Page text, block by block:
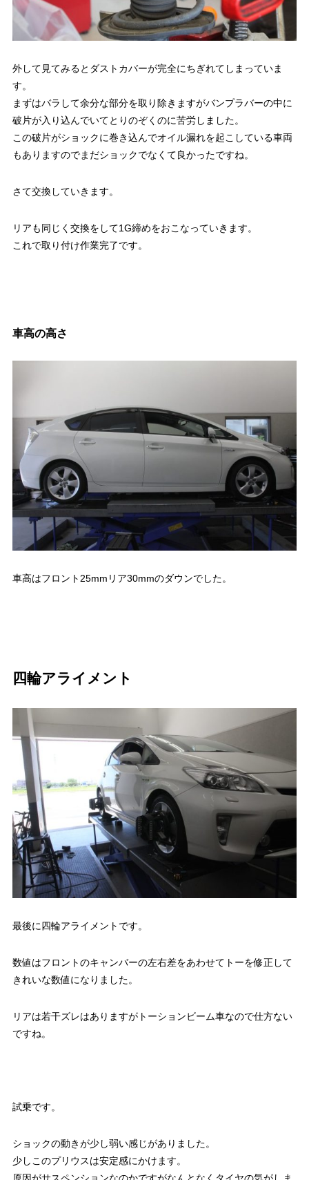
外して見てみるとダストカバーが完全にちぎれてしまっていま
す。
まずはバラして余分な部分を取り除きますがバンプラバーの中に
破片が入り込んでいてとりのぞくのに苦労しました。
この破片がショックに巻き込んでオイル漏れを起こしている車両
もありますのでまだショックでなくて良かったですね。
さて交換していきます。
リアも同じく交換をして1G締めをおこなっていきます。
これで取り付け作業完了です。
車高の高さ
車高はフロント25mmリア30mmのダウンでした。
四輪アライメント
最後に四輪アライメントです。
数値はフロントのキャンバーの左右差をあわせてトーを修正して
きれいな数値になりました。
リアは若干ズレはありますがトーションビーム車なので仕方ない
ですね。
試乗です。
ショックの動きが少し弱い感じがありました。
少しこのプリウスは安定感にかけます。
原因がサスペンションなのかですがなんとなくタイヤの気がしま